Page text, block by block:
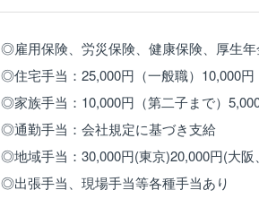
◎雇用保険、労災保険、健康保険、厚生
◎住宅手当：25,000円（一般職）10,000円
◎家族手当：10,000円（第二子まで）
◎通勤手当：会社規定に基づき支給
◎地域手当：30,000円(東京)20,000円(大阪
◎出張手当、現場手当等各種手当あり